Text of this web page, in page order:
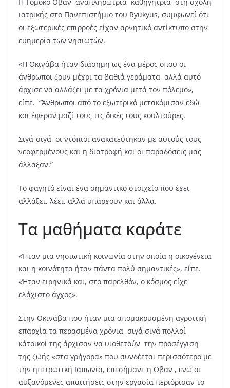
Η Τομόκο Οβαν αναπληρώτρια καθηγήτρια στη σχολή
ιατρικής στο Πανεπιστήμιο του Ryukyus, συμφωνεί ότι
οι εξωτερικές επιρροές είχαν αρνητικό αντίκτυπο στην
ευημερία των νησιωτών.
«Η Οκινάβα ήταν διάσημη ως ένα μέρος όπου οι
άνθρωποι ζουν μέχρι τα βαθιά γεράματα, αλλά αυτό
άρχισε να αλλάζει με τα χρόνια μετά τον πόλεμο»,
είπε. “Άνθρωποι από το εξωτερικό μετακόμισαν εδώ
και έφεραν μαζί τους τις δικές τους κουλτούρες.
Σιγά-σιγά, οι ντόπιοι ανακατεύτηκαν με αυτούς τους
νεοφερμένους και η διατροφή και οι παραδόσεις μας
άλλαξαν.”
Το φαγητό είναι ένα σημαντικό στοιχείο που έχει
αλλάξει, λέει, αλλά υπάρχουν και άλλα.
Τα μαθήματα καράτε
«Ήταν μια νησιωτική κοινωνία στην οποία η οικογένεια
και η κοινότητα ήταν πάντα πολύ σημαντικές», είπε.
«Ήταν ειρηνικά και, στο παρελθόν, ο κόσμος είχε
ελάχιστο άγχος».
Στην Οκινάβα που ήταν μια απομακρυσμένη αγροτική
επαρχία τα περασμένα χρόνια, σιγά σιγά πολλοί
κάτοικοί της άρχισαν να υιοθετούν την προσέγγιση
της ζωής «στα γρήγορα» που συνδέεται περισσότερο με
την ηπειρωτική Ιαπωνία, επεσήμανε η Οβαν , ενώ οι
αυξανόμενες απαιτήσεις στην εργασία περιόρισαν το